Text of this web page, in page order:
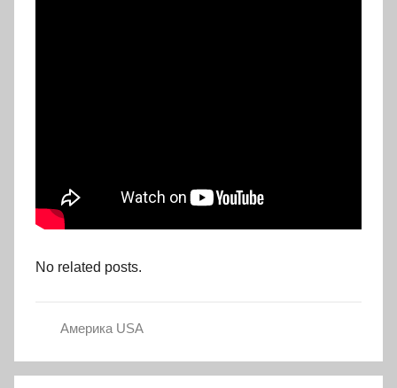
No related posts.
Америка USA